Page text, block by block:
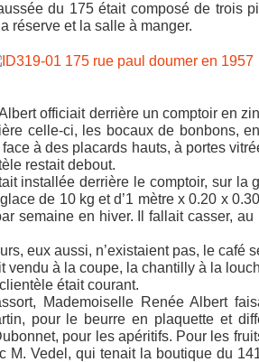
du 175 était composé de trois
réserve et la salle à manger.
officiait derrière un comptoir en
celle-ci, les bocaux de bonbons,
à des placards hauts, à portes
restait debout.
installée derrière le comptoir, sur la
de 10 kg et d’1 mètre x 0.20 x
semaine en hiver. Il fallait casser,
eux aussi, n’existaient pas, le café
vendu à la coupe, la chantilly à la
était courant.
Mademoiselle Renée Albert
pour le beurre en plaquette et
pour les apéritifs. Pour les
M. Vedel, qui tenait la boutique du